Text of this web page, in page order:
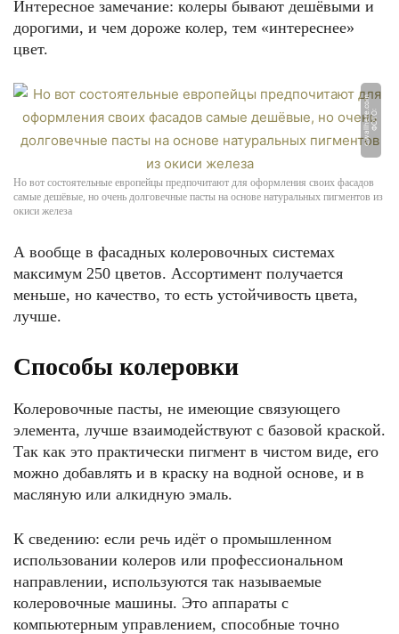
Интересное замечание: колеры бывают дешёвыми и
дорогими, и чем дороже колер, тем «интереснее»
цвет.
Ф
О
Т
О:
c.
w
all
h
e
r
e.
c
o
m
Но вот состоятельные европейцы предпочитают для оформления своих фасадов
самые дешёвые, но очень долговечные пасты на основе натуральных пигментов из
окиси железа
А вообще в фасадных колеровочных системах
максимум 250 цветов. Ассортимент получается
меньше, но качество, то есть устойчивость цвета,
лучше.
Способы колеровки
Колеровочные пасты, не имеющие связующего
элемента, лучше взаимодействуют с базовой краской.
Так как это практически пигмент в чистом виде, его
можно добавлять и в краску на водной основе, и в
масляную или алкидную эмаль.
К сведению: если речь идёт о промышленном
использовании колеров или профессиональном
направлении, используются так называемые
колеровочные машины. Это аппараты с
компьютерным управлением, способные точно